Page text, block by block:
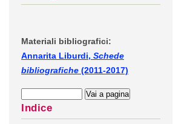
Materiali bibliografici:
Annarita Liburdi, Schede
bibliografiche (2011-2017)
Indice